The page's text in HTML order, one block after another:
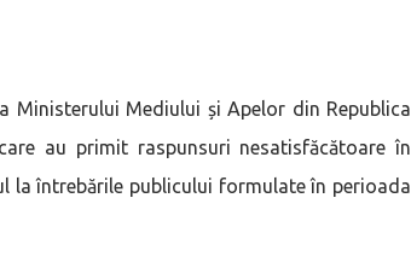
Mediului și Apelor din Republica
au primit raspunsuri nesatisfăcătoare în
la întrebările publicului formulate în perioada